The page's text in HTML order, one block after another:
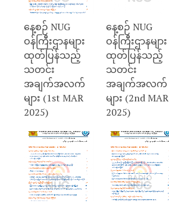
နေ့စဉ် NUG
ဝန်ကြီးဌာနများ
ထုတ်ပြန်သည့်
သတင်း
အချက်အလက်
များ (1st MAR
2025)
နေ့စဉ် NUG
ဝန်ကြီးဌာနများ
ထုတ်ပြန်သည့်
သတင်း
အချက်အလက်
များ (2nd MAR
2025)